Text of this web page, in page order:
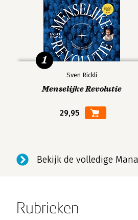
Sven Rickli
Menselijke Revolutie
29,95
1
Bekijk de volledige
Rubrieken